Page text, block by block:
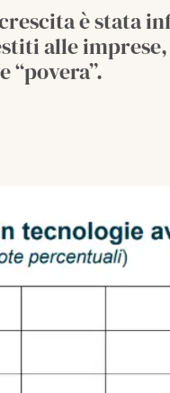
è stata
alle
“povera”.